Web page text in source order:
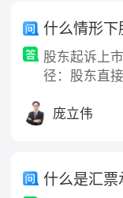
此企业将其
这种租赁方
租人有优先
什么情形下
股东起诉上
径：股东直
情形如下： 一、 股东直接诉讼（个人权益受
庞立伟
什么是汇票